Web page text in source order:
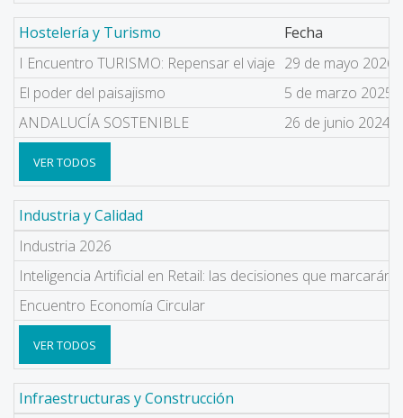
Hostelería y Turismo
Fecha
I Encuentro TURISMO: Repensar el viaje 29 de mayo 2026
El poder del paisajismo
5 de marzo 2025
ANDALUCÍA SOSTENIBLE
26 de junio 2024
VER TODOS
Industria y Calidad
Industria 2026
Inteligencia Artificial en Retail: las decisiones que marcarán
Encuentro Economía Circular
VER TODOS
Infraestructuras y Construcción